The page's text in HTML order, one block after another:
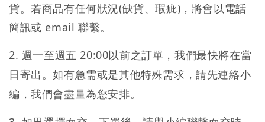
貨。若商品有任何狀況(缺貨、瑕疵)，將會以電話
簡訊或 email 聯繫。
2. 週一至週五 20:00以前之訂單，我們最快將在當
日寄出。如有急需或是其他特殊需求，請先連絡小
編，我們會盡量為您安排。